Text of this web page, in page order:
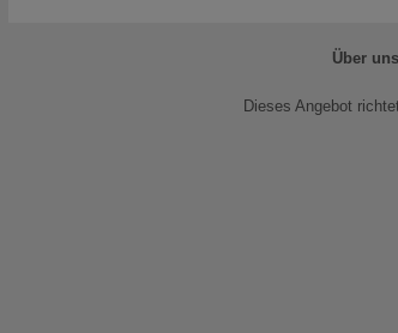
Über
Dieses Angebot